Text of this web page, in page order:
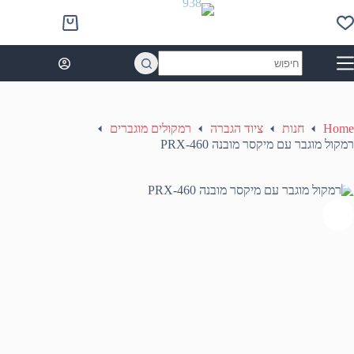
to
content
Shopping
cart
results
Home חנות ציוד הגברה
רמקולים מוגברים
רמקול מוגבר עם מיקסר מובנה PRX-460